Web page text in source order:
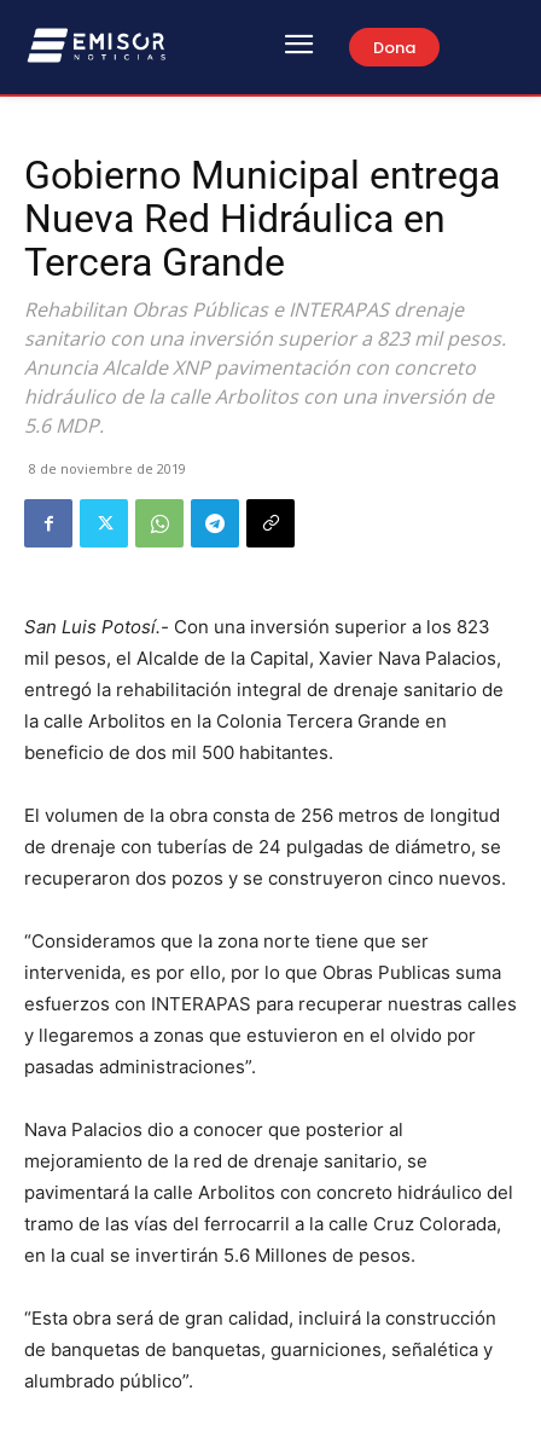
Dona
Gobierno Municipal entrega
Nueva Red Hidráulica en
Tercera Grande
Rehabilitan Obras Públicas e INTERAPAS drenaje
sanitario con una inversión superior a 823 mil pesos.
Anuncia Alcalde XNP pavimentación con concreto
hidráulico de la calle Arbolitos con una inversión de
5.6 MDP.
8 de noviembre de 2019
San Luis Potosí.- Con una inversión superior a los 823
mil pesos, el Alcalde de la Capital, Xavier Nava Palacios,
entregó la rehabilitación integral de drenaje sanitario de
la calle Arbolitos en la Colonia Tercera Grande en
beneficio de dos mil 500 habitantes.
El volumen de la obra consta de 256 metros de longitud
de drenaje con tuberías de 24 pulgadas de diámetro, se
recuperaron dos pozos y se construyeron cinco nuevos.
“Consideramos que la zona norte tiene que ser
intervenida, es por ello, por lo que Obras Publicas suma
esfuerzos con INTERAPAS para recuperar nuestras calles
y llegaremos a zonas que estuvieron en el olvido por
pasadas administraciones”.
Nava Palacios dio a conocer que posterior al
mejoramiento de la red de drenaje sanitario, se
pavimentará la calle Arbolitos con concreto hidráulico del
tramo de las vías del ferrocarril a la calle Cruz Colorada,
en la cual se invertirán 5.6 Millones de pesos.
“Esta obra será de gran calidad, incluirá la construcción
de banquetas de banquetas, guarniciones, señalética y
alumbrado público”.